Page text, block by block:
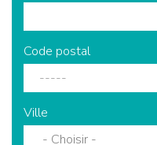
Code postal
Ville